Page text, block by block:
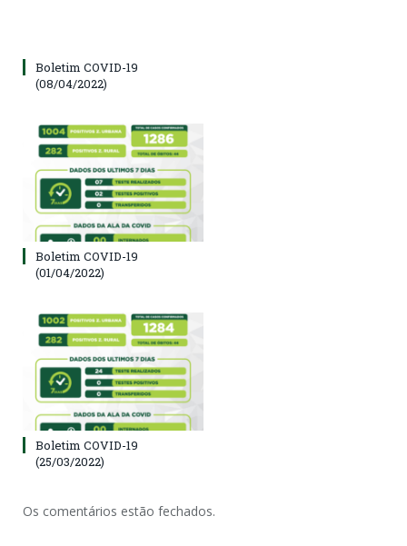
Boletim COVID-19
(08/04/2022)
Boletim COVID-19
(01/04/2022)
Boletim COVID-19
(25/03/2022)
Os comentários estão fechados.